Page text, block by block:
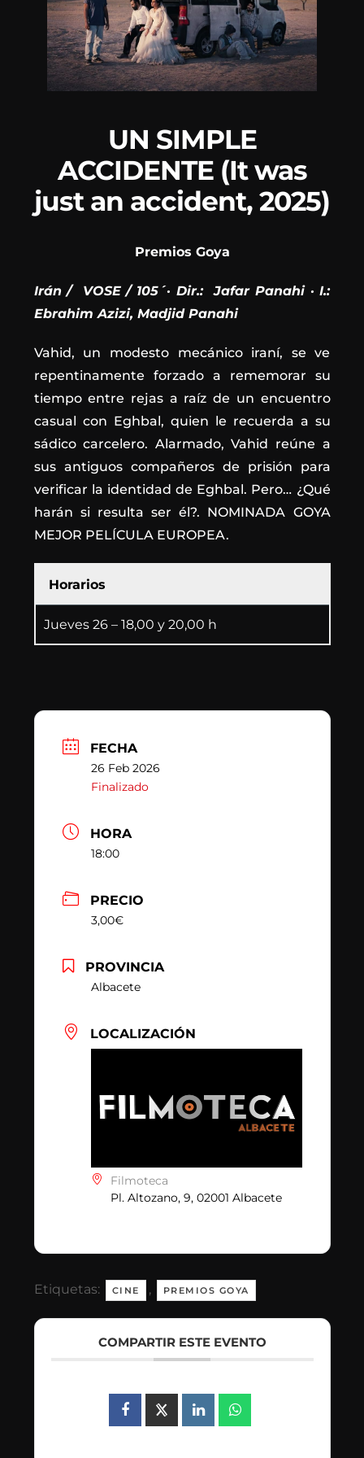
UN SIMPLE
ACCIDENTE (It was
just an accident, 2025)
Premios Goya
Irán / VOSE / 105´· Dir.: Jafar Panahi · I.:
Ebrahim Azizi, Madjid Panahi
Vahid, un modesto mecánico iraní, se ve
repentinamente forzado a rememorar su
tiempo entre rejas a raíz de un encuentro
casual con Eghbal, quien le recuerda a su
sádico carcelero. Alarmado, Vahid reúne a
sus antiguos compañeros de prisión para
verificar la identidad de Eghbal. Pero… ¿Qué
harán si resulta ser él?. NOMINADA GOYA
MEJOR PELÍCULA EUROPEA.
Horarios
Jueves 26 – 18,00 y 20,00 h
FECHA
26 Feb 2026
Finalizado
HORA
18:00
PRECIO
3,00€
PROVINCIA
Albacete
LOCALIZACIÓN
Filmoteca
Pl. Altozano, 9, 02001 Albacete
Etiquetas: CINE , PREMIOS GOYA
COMPARTIR ESTE EVENTO